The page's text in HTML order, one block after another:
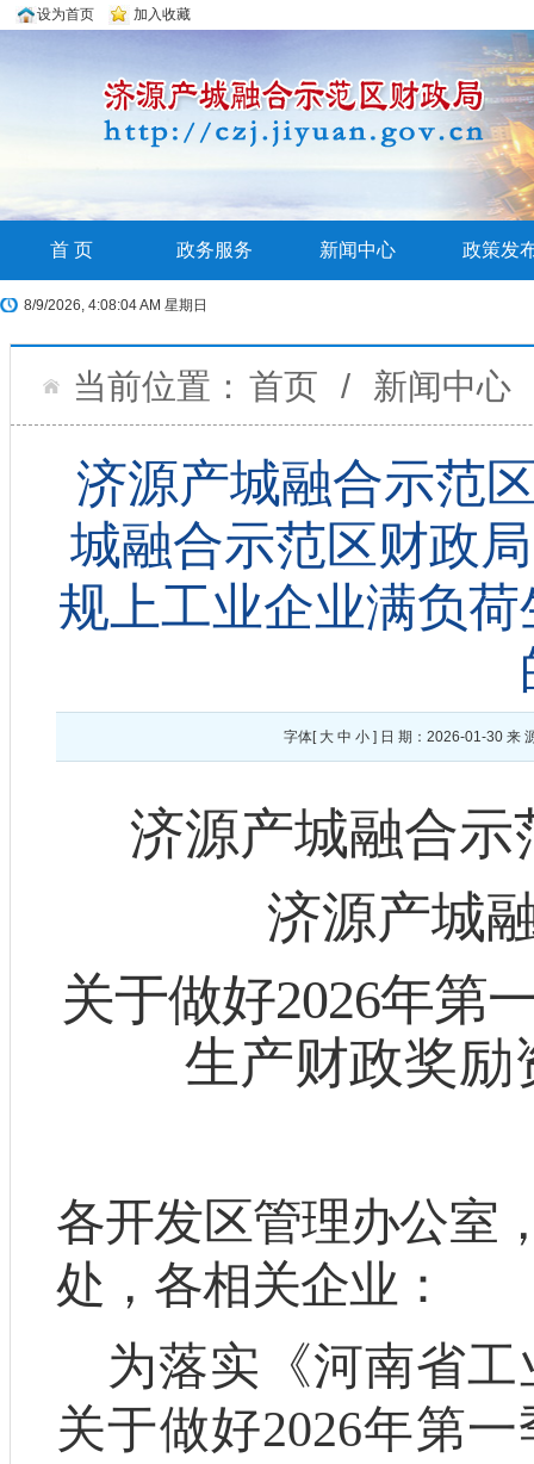
设为首页 加入收藏
首 页 政务服务 新闻中心 政策发
8/9/2026, 4:08:06 AM 星期日
当前位置： 首页 / 新闻中心
济源产城融合示范
城融合示范区财政
规上工业企业满负
字体[ 大 中 小] 日 期：2026-01-30 来
济源产城融合
济源产城
关于做好2026年第
生产财政奖励
各开发区管理办公室
处， 各相关企业 ：
为落实《河南省
关于做好2026年第一